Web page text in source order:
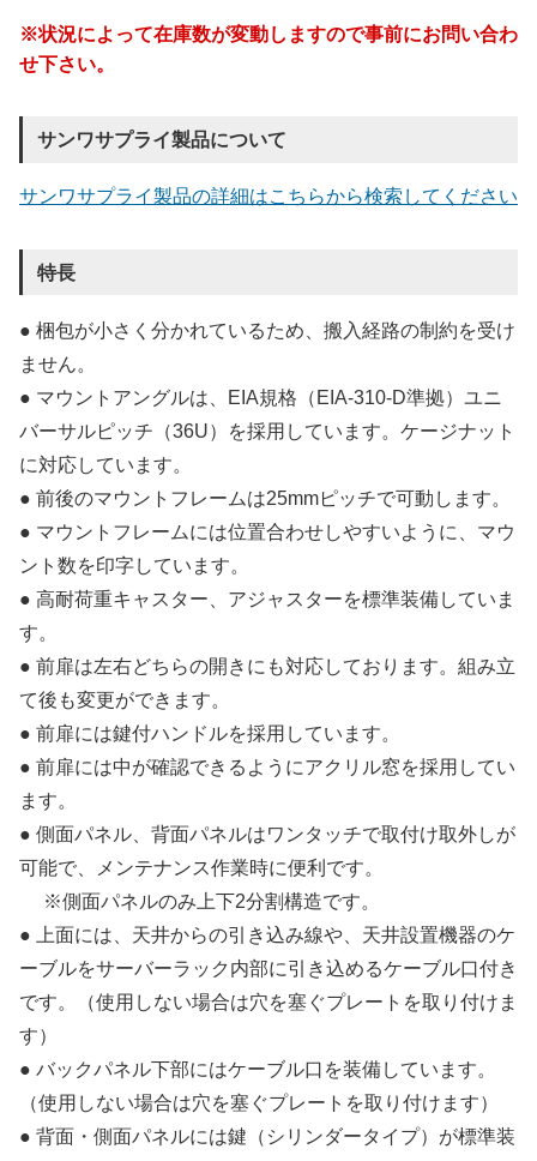
※状況によって在庫数が変動しますので事前にお問い合わ
せ下さい。
サンワサプライ製品について
サンワサプライ製品の詳細はこちらから検索してください
特長
● 梱包が小さく分かれているため、搬入経路の制約を受け
ません。
● マウントアングルは、EIA規格（EIA-310-D準拠）ユニ
バーサルピッチ（36U）を採用しています。ケージナット
に対応しています。
● 前後のマウントフレームは25mmピッチで可動します。
● マウントフレームには位置合わせしやすいように、マウ
ント数を印字しています。
● 高耐荷重キャスター、アジャスターを標準装備していま
す。
● 前扉は左右どちらの開きにも対応しております。組み立
て後も変更ができます。
● 前扉には鍵付ハンドルを採用しています。
● 前扉には中が確認できるようにアクリル窓を採用してい
ます。
● 側面パネル、背面パネルはワンタッチで取付け取外しが
可能で、メンテナンス作業時に便利です。
※側面パネルのみ上下2分割構造です。
● 上面には、天井からの引き込み線や、天井設置機器のケ
ーブルをサーバーラック内部に引き込めるケーブル口付き
です。（使用しない場合は穴を塞ぐプレートを取り付けま
す）
● バックパネル下部にはケーブル口を装備しています。
（使用しない場合は穴を塞ぐプレートを取り付けます）
● 背面・側面パネルには鍵（シリンダータイプ）が標準装